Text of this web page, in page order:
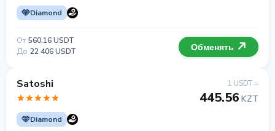
Diamond
От 560.16 USDT
До 22 406 USDT Обменять
Satoshi
Diamond
1 USDT =
445.56 KZT